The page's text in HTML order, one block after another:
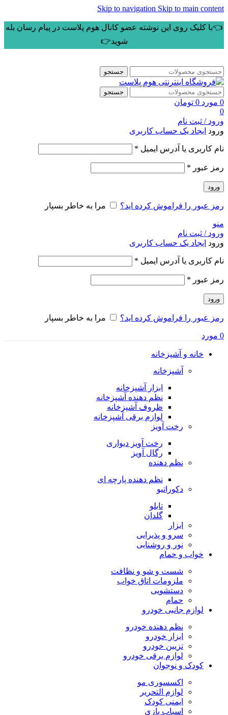
Skip to navigation Skip to main content
👈با کلیک روی این نوشته عضو کانال هوم پلاست در پیام رسان بله
شوید👉
جستجو
جستجو
0 مورد 0 تومان
0
ورود / ثبت نام
ورود ایجاد یک حساب کاربری
نام کاربری یا آدرس ایمیل *
رمز عبور *
ورود
رمز عبور را فراموش کرده اید؟ مرا به خاطر بسپار
منو
ورود / ثبت نام
ورود ایجاد یک حساب کاربری
نام کاربری یا آدرس ایمیل *
رمز عبور *
ورود
رمز عبور را فراموش کرده اید؟ مرا به خاطر بسپار
0 مورد
خانه و آشپزخانه
آشپزخانه
ابزار آشپزخانه
نظم دهنده آشپزخانه
ظروف آشپزخانه
لوازم برقی آشپزخانه
رخت آویز
رخت آویز دیواری
رگال آویز
نظم دهنده
نظم دهنده پارچه ای
دکوراتیو
تابلو
گلدان
ابزار
سرو و پذیرایی
نور و روشنایی
خواب و حمام
شست و شو و نظافت
ملزومات اتاق خواب
دستشویی
حمام
لوازم جانبی خودرو
نظم دهنده خودرو
ابزار خودرو
تزیین خودرو
لوازم برقی خودرو
کودک و نوجوان
اکسسوری مو
لوازم التحریر
ایمنی کودک
اسباب بازی